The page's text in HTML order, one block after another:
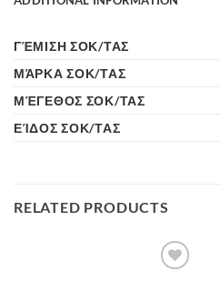
ΓΈΜΙΣΗ ΣΟΚ/ΤΑΣ
ΜΆΡΚΑ ΣΟΚ/ΤΑΣ
ΜΈΓΕΘΟΣ ΣΟΚ/ΤΑΣ
ΕΊΔΟΣ ΣΟΚ/ΤΑΣ
RELATED PRODUCTS